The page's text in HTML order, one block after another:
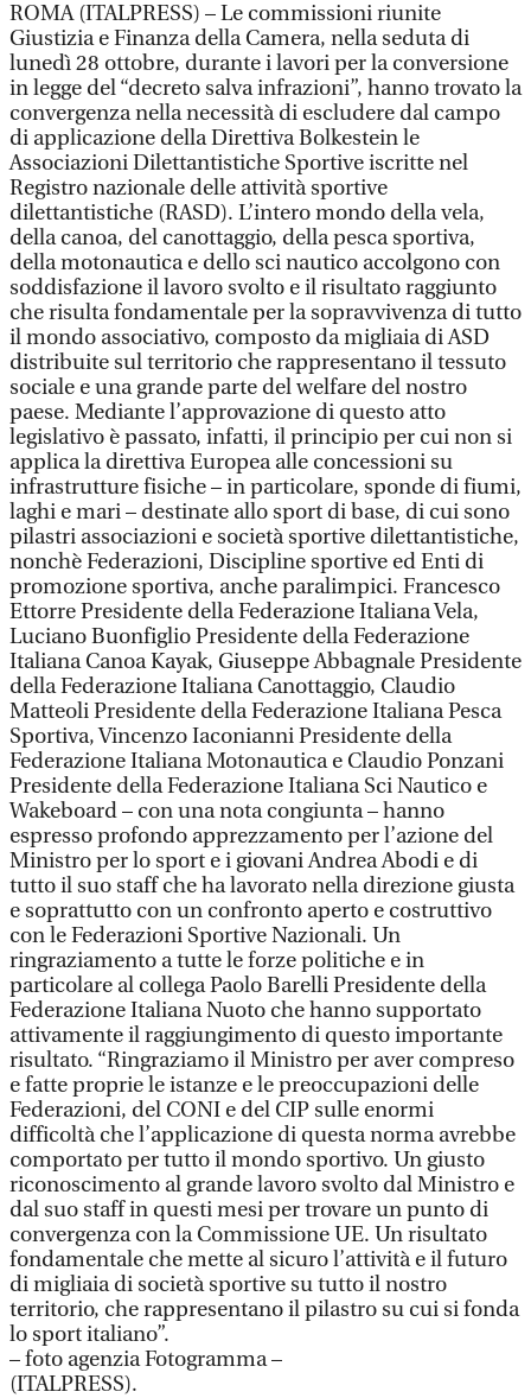
ROMA (ITALPRESS) – Le commissioni riunite
Giustizia e Finanza della Camera, nella seduta di
lunedì 28 ottobre, durante i lavori per la conversione
in legge del “decreto salva infrazioni”, hanno trovato la
convergenza nella necessità di escludere dal campo
di applicazione della Direttiva Bolkestein le
Associazioni Dilettantistiche Sportive iscritte nel
Registro nazionale delle attività sportive
dilettantistiche (RASD). L’intero mondo della vela,
della canoa, del canottaggio, della pesca sportiva,
della motonautica e dello sci nautico accolgono con
soddisfazione il lavoro svolto e il risultato raggiunto
che risulta fondamentale per la sopravvivenza di tutto
il mondo associativo, composto da migliaia di ASD
distribuite sul territorio che rappresentano il tessuto
sociale e una grande parte del welfare del nostro
paese. Mediante l’approvazione di questo atto
legislativo è passato, infatti, il principio per cui non si
applica la direttiva Europea alle concessioni su
infrastrutture fisiche – in particolare, sponde di fiumi,
laghi e mari – destinate allo sport di base, di cui sono
pilastri associazioni e società sportive dilettantistiche,
nonchè Federazioni, Discipline sportive ed Enti di
promozione sportiva, anche paralimpici. Francesco
Ettorre Presidente della Federazione Italiana Vela,
Luciano Buonfiglio Presidente della Federazione
Italiana Canoa Kayak, Giuseppe Abbagnale Presidente
della Federazione Italiana Canottaggio, Claudio
Matteoli Presidente della Federazione Italiana Pesca
Sportiva, Vincenzo Iaconianni Presidente della
Federazione Italiana Motonautica e Claudio Ponzani
Presidente della Federazione Italiana Sci Nautico e
Wakeboard – con una nota congiunta – hanno
espresso profondo apprezzamento per l’azione del
Ministro per lo sport e i giovani Andrea Abodi e di
tutto il suo staff che ha lavorato nella direzione giusta
e soprattutto con un confronto aperto e costruttivo
con le Federazioni Sportive Nazionali. Un
ringraziamento a tutte le forze politiche e in
particolare al collega Paolo Barelli Presidente della
Federazione Italiana Nuoto che hanno supportato
attivamente il raggiungimento di questo importante
risultato. “Ringraziamo il Ministro per aver compreso
e fatte proprie le istanze e le preoccupazioni delle
Federazioni, del CONI e del CIP sulle enormi
difficoltà che l’applicazione di questa norma avrebbe
comportato per tutto il mondo sportivo. Un giusto
riconoscimento al grande lavoro svolto dal Ministro e
dal suo staff in questi mesi per trovare un punto di
convergenza con la Commissione UE. Un risultato
fondamentale che mette al sicuro l’attività e il futuro
di migliaia di società sportive su tutto il nostro
territorio, che rappresentano il pilastro su cui si fonda
lo sport italiano”.
– foto agenzia Fotogramma –
(ITALPRESS).